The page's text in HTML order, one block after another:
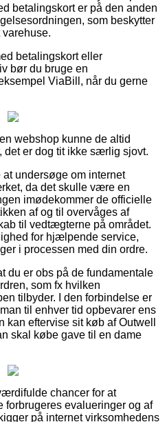
betalingskort er på den anden
som beskytter
betalingskort eller
bør du bruge en
ViaBill, når du gerne
webshop kunne de altid
det er dog tit ikke særlig sjovt.
undersøge om internet
da det skulle være en
imødekommer de officielle
af og til overvåges af
til vedtægterne på området.
for hjælpende service,
i processen med din ordre.
du er obs på de fundamentale
som fx hvilken
tilbyder. I den forbindelse er
til enhver tid opbevarer ens
kan eftervise sit køb af Outwell
skal købe gave til en dame
chancer for at
forbrugeres evalueringer og af
på internet virksomhedens